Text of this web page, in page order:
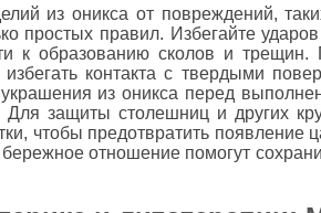
из оникса от повреждений,
простых правил. Избегайте
к образованию сколов и
избегать контакта с твердыми
из оникса перед
Для защиты столешниц и других
чтобы предотвратить появление
отношение помогут